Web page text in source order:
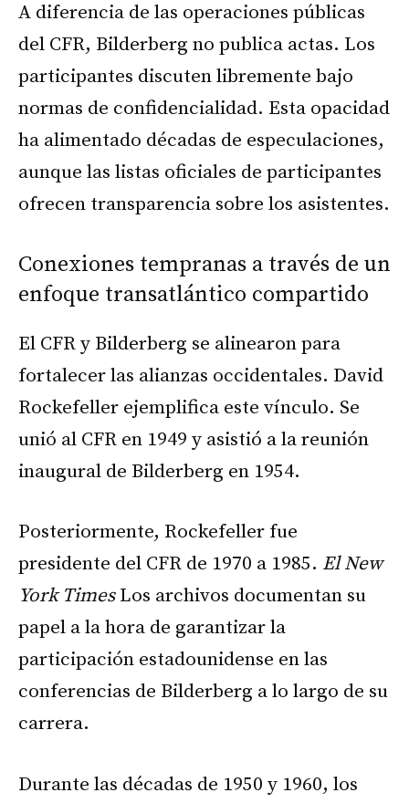
A diferencia de las operaciones públicas
del CFR, Bilderberg no publica actas. Los
participantes discuten libremente bajo
normas de confidencialidad. Esta opacidad
ha alimentado décadas de especulaciones,
aunque las listas oficiales de participantes
ofrecen transparencia sobre los asistentes.
Conexiones tempranas a través de un
enfoque transatlántico compartido
El CFR y Bilderberg se alinearon para
fortalecer las alianzas occidentales. David
Rockefeller ejemplifica este vínculo. Se
unió al CFR en 1949 y asistió a la reunión
inaugural de Bilderberg en 1954.
Posteriormente, Rockefeller fue
presidente del CFR de 1970 a 1985. El New
York TimesLos archivos documentan su
papel a la hora de garantizar la
participación estadounidense en las
conferencias de Bilderberg a lo largo de su
carrera.
Durante las décadas de 1950 y 1960, los